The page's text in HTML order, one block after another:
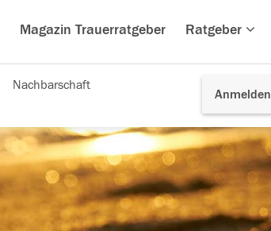
Magazin Trauerratgeber Ratgeber
Anmelden
Nachbarschaft